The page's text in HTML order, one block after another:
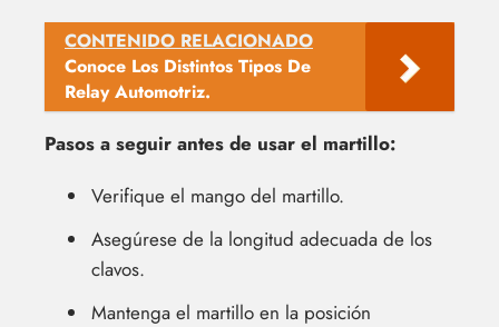
CONTENIDO RELACIONADO
Conoce Los Distintos Tipos De
Relay Automotriz.
Pasos a seguir antes de usar el martillo:
Verifique el mango del martillo.
Asegúrese de la longitud adecuada de los
clavos.
Mantenga el martillo en la posición